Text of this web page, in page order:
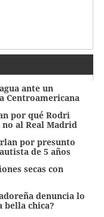
ante un
Centroamericana
por qué Rodri
al Real Madrid
por presunto
de 5 años
secas con
denuncia lo
bella chica?